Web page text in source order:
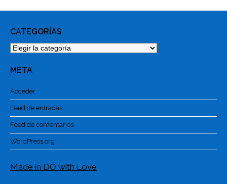
CATEGORÍAS
Categorías
META
Acceder
Feed de entradas
Feed de comentarios
WordPress.org
Made in DO with Love